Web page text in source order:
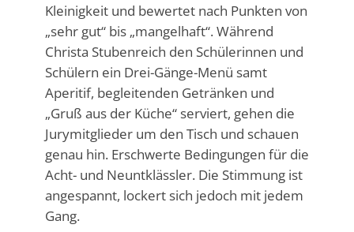
Kleinigkeit und bewertet nach Punkten von
„sehr gut“ bis „mangelhaft“. Während
Christa Stubenreich den Schülerinnen und
Schülern ein Drei-Gänge-Menü samt
Aperitif, begleitenden Getränken und
„Gruß aus der Küche“ serviert, gehen die
Jurymitglieder um den Tisch und schauen
genau hin. Erschwerte Bedingungen für die
Acht- und Neuntklässler. Die Stimmung ist
angespannt, lockert sich jedoch mit jedem
Gang.